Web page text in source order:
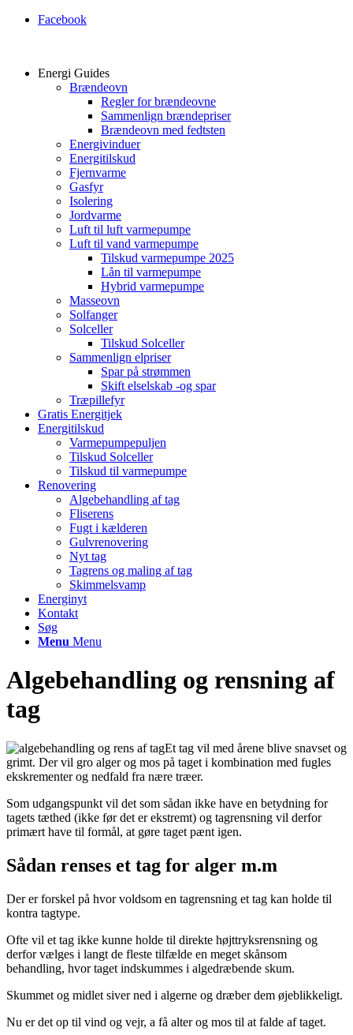
Facebook
Energi Guides
Brændeovn
Regler for brændeovne
Sammenlign brændepriser
Brændeovn med fedtsten
Energivinduer
Energitilskud
Fjernvarme
Gasfyr
Isolering
Jordvarme
Luft til luft varmepumpe
Luft til vand varmepumpe
Tilskud varmepumpe 2025
Lån til varmepumpe
Hybrid varmepumpe
Masseovn
Solfanger
Solceller
Tilskud Solceller
Sammenlign elpriser
Spar på strømmen
Skift elselskab -og spar
Træpillefyr
Gratis Energitjek
Energitilskud
Varmepumpepuljen
Tilskud Solceller
Tilskud til varmepumpe
Renovering
Algebehandling af tag
Fliserens
Fugt i kælderen
Gulvrenovering
Nyt tag
Tagrens og maling af tag
Skimmelsvamp
Energinyt
Kontakt
Søg
Menu Menu
Algebehandling og rensning af
tag
Et tag vil med årene blive snavset og
grimt. Der vil gro alger og mos på taget i kombination med fugles
ekskrementer og nedfald fra nære træer.
Som udgangspunkt vil det som sådan ikke have en betydning for
tagets tæthed (ikke før det er ekstremt) og tagrensning vil derfor
primært have til formål, at gøre taget pænt igen.
Sådan renses et tag for alger m.m
Der er forskel på hvor voldsom en tagrensning et tag kan holde til
kontra tagtype.
Ofte vil et tag ikke kunne holde til direkte højttryksrensning og
derfor vælges i langt de fleste tilfælde en meget skånsom
behandling, hvor taget indskummes i algedræbende skum.
Skummet og midlet siver ned i algerne og dræber dem øjeblikkeligt.
Nu er det op til vind og vejr, a få alter og mos til at falde af taget.